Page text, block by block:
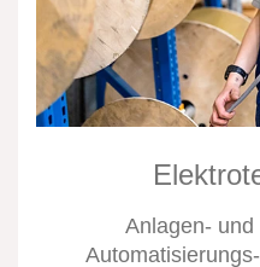
Anlagen-